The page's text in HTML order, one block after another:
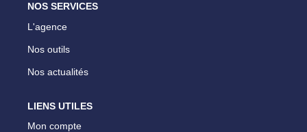
NOS SERVICES
L'agence
Nos outils
Nos actualités
LIENS UTILES
Mon compte